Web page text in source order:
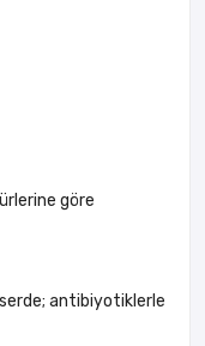
göre
antibiyotiklerle